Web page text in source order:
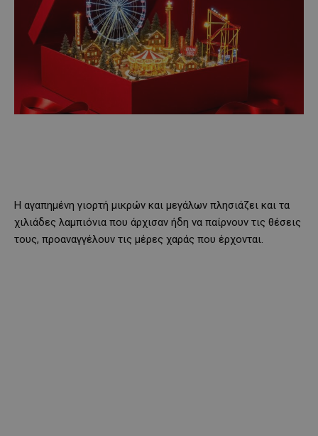
Η αγαπημένη γιορτή μικρών και μεγάλων πλησιάζει και τα
χιλιάδες λαμπιόνια που άρχισαν ήδη να παίρνουν τις θέσεις
τους, προαναγγέλουν τις μέρες χαράς που έρχονται.